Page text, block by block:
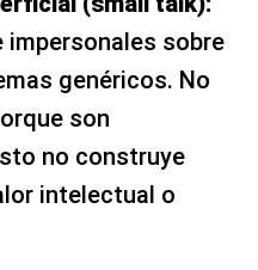
sobre
genéricos. No
son
no construye
intelectual o